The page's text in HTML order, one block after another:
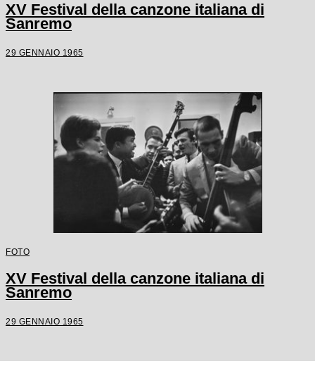
XV Festival della canzone italiana di
Sanremo
29 GENNAIO 1965
FOTO
XV Festival della canzone italiana di
Sanremo
29 GENNAIO 1965